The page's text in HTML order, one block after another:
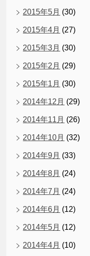
2015年5月 (30)
2015年4月 (27)
2015年3月 (30)
2015年2月 (29)
2015年1月 (30)
2014年12月 (29)
2014年11月 (26)
2014年10月 (32)
2014年9月 (33)
2014年8月 (24)
2014年7月 (24)
2014年6月 (12)
2014年5月 (12)
2014年4月 (10)